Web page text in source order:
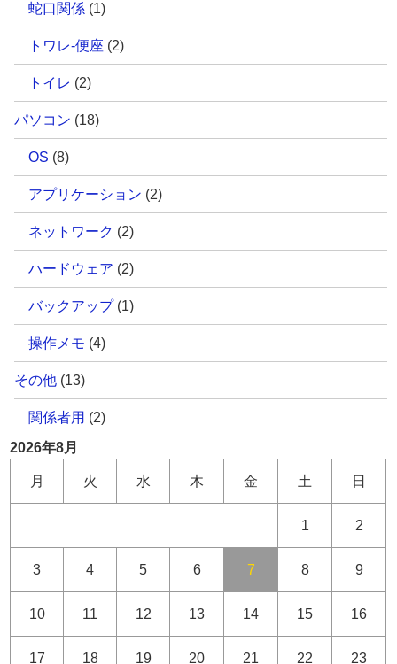
蛇口関係 (1)
トワレ-便座 (2)
トイレ (2)
パソコン (18)
OS (8)
アプリケーション (2)
ネットワーク (2)
ハードウェア (2)
バックアップ(1)
操作メモ (4)
その他 (13)
関係者用 (2)
2026年8月
月 火 水 木 金 土 日
1 2
3 4 5 6 7 8 9
10 11 12 13 14 15 16
17 18 19 20 21 22 23